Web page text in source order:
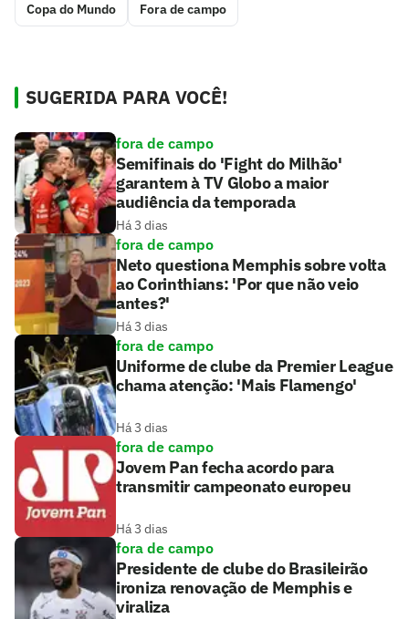
Copa do Mundo Fora de campo
SUGERIDA PARA VOCÊ!
fora de campo
Semifinais do 'Fight do Milhão'
garantem à TV Globo a maior
audiência da temporada
Há 3 dias
fora de campo
Neto questiona Memphis sobre volta
ao Corinthians: 'Por que não veio
antes?'
Há 3 dias
fora de campo
Uniforme de clube da Premier League
chama atenção: 'Mais Flamengo'
Há 3 dias
fora de campo
Jovem Pan fecha acordo para
transmitir campeonato europeu
Há 3 dias
fora de campo
Presidente de clube do Brasileirão
ironiza renovação de Memphis e
viraliza